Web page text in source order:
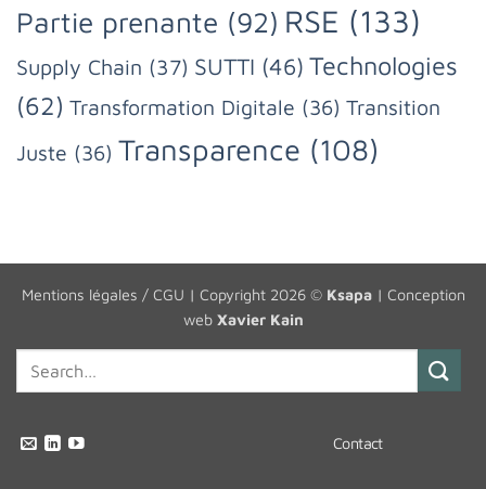
Partie prenante (92) RSE (133)
Supply Chain (37) SUTTI (46) Technologies
(62) Transformation Digitale (36) Transition
Juste (36) Transparence (108)
Mentions légales / CGU | Copyright 2026 © Ksapa| Conception
web Xavier Kain
Contact